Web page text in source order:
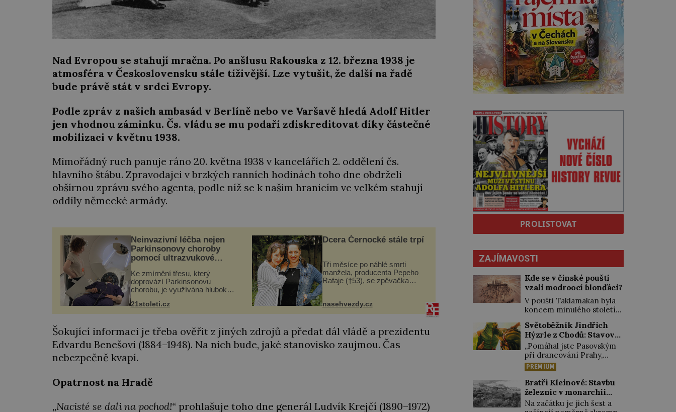
Nad Evropou se stahují mračna. Po anšlusu Rakouska z 12. března 1938 je
atmosféra v Československu stále tíživější. Lze vytušit, že další na řadě
bude právě stát v srdci Evropy.
Podle zpráv z našich ambasád v Berlíně nebo ve Varšavě hledá Adolf Hitler
jen vhodnou záminku. Čs. vládu se mu podaří zdiskreditovat díky částečné
mobilizaci v květnu 1938.
Mimořádný ruch panuje ráno 20. května 1938 v kancelářích 2. oddělení čs.
hlavního štábu. Zpravodajci v brzkých ranních hodinách toho dne obdrželi
obšírnou zprávu svého agenta, podle níž se k našim hranicím ve velkém stahují
oddíly německé armády.
Neinvazivní léčba nejen
Parkinsonovy choroby
pomocí ultrazvukové
Ke zmírnění třesu, který
doprovází Parkinsonovu
chorobu, je využívána hluboká
mozková stimulace, která však
vyžaduje vysoce invazivní
zákrok. Ultrazvuk zase není
zacílení ...
21stoleti.cz
Dcera Černocké stále trpí
Tři měsíce po náhlé smrti
manžela, producenta Pepeho
Rafaje (†53), se zpěvačka
Barbora Vaculíková (45), dcera
ozvala veřejnosti. Na sociální
síti sdílela, že se snaží fung...
nasehvezdy.cz
Šokující informaci je třeba ověřit z jiných zdrojů a předat dál vládě a prezidentu
Edvardu Benešovi (1884–1948). Na nich bude, jaké stanovisko zaujmou. Čas
nebezpečně kvapí.
Opatrnost na Hradě
„Nacisté se dali na pochod!“ prohlašuje toho dne generál Ludvík Krejčí (1890–1972)
PROLISTOVAT
ZAJÍMAVOSTI
Kde se v čínské poušti
vzali modroocí blonďáci?
V poušti Taklamakan byla
koncem minulého století
s téměř netknutými
mumiemi. Všichni mrtví
byli pohřbeni s úctou a
četnými milodary. Asi
nejvíc přitom vědce zaujal
hrob tříměsíčního
chlapečka s modrou
filcovou čapkou, z níž se
draly blonďaté vlásky. Fakt,
že jsou těla dávných lidí
Světoběžník Jindřich
Hýzrle z Chodů: Stavové
ho měli za zrádce
„Pomáhal jste Pasovským
při drancování Prahy,
zradil jste nás!“ nařknou
čeští stavové hlavního
zbrojmistra zemské
hotovosti. Jindřich se však
zastrašit nenechá.
Zachová chladnou hlavu a
PREMIUM
Bratři Kleinové: Stavbu
železnic v monarchii
ovládli samouci
Na začátku je jich šest a